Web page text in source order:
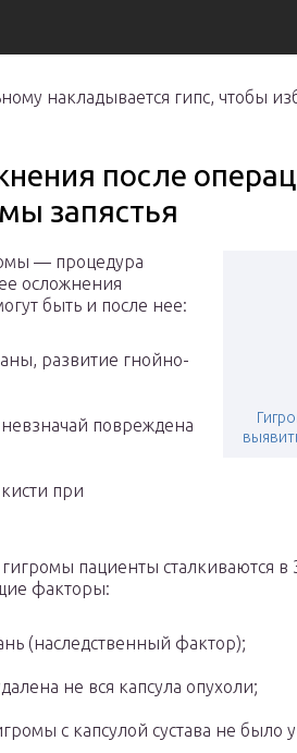
накладывается гипс, чтобы
после
запястья
— процедура
осложнения
быть и после нее:
развитие гнойно-
повреждена
при
пациенты сталкиваются в
факторы:
(наследственный фактор);
не вся капсула опухоли;
с капсулой сустава не было